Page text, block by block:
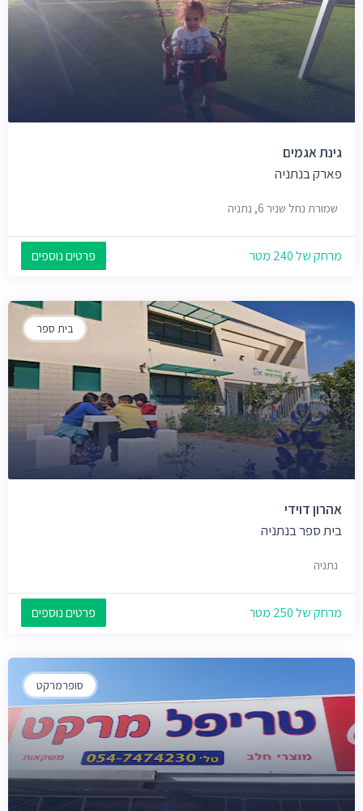
גינת אגמים
פארק בנתניה
שמורת נחל שניר 6, נתניה
מרחק של 240 מטר פרטים נוספים
בית ספר
אהרון דוידי
בית ספר בנתניה
נתניה
מרחק של 250 מטר פרטים נוספים
סופרמרקט